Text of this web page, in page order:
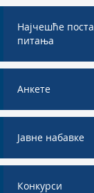
Најчешће
питања
Анкете
Јавне набавке
Конкурси